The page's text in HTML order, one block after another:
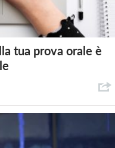
tua prova orale è